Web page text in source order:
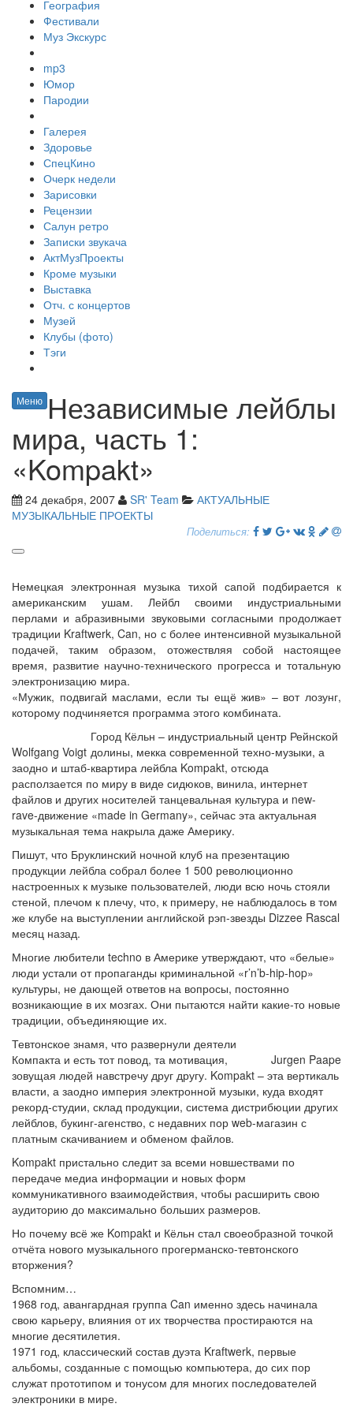
География
Фестивали
Муз Экскурс
mp3
Юмор
Пародии
Галерея
Здоровье
СпецКино
Очерк недели
Зарисовки
Рецензии
Салун ретро
Записки звукача
АктМузПроекты
Кроме музыки
Выставка
Отч. с концертов
Музей
Клубы (фото)
Тэги
Меню Независимые лейблы
мира, часть 1:
«Kompakt»
24 декабря, 2007 SR' Team
АКТУАЛЬНЫЕ
МУЗЫКАЛЬНЫЕ ПРОЕКТЫ
Поделиться:
Немецкая электронная музыка тихой сапой подбирается к
американским ушам. Лейбл своими индустриальными
перлами и абразивными звуковыми согласными продолжает
традиции Kraftwerk, Can, но с более интенсивной музыкальной
подачей, таким образом, отожествляя собой настоящее
время, развитие научно-технического прогресса и тотальную
электронизацию мира.
«Мужик, подвигай маслами, если ты ещё жив» – вот лозунг,
которому подчиняется программа этого комбината.
Wolfgang Voigt
Город Кёльн – индустриальный центр Рейнской
долины, мекка современной техно-музыки, а
заодно и штаб-квартира лейбла Kompakt, отсюда
расползается по миру в виде сидюков, винила, интернет
файлов и других носителей танцевальная культура и new-
rave-движение «made in Germany», сейчас эта актуальная
музыкальная тема накрыла даже Америку.
Пишут, что Бруклинский ночной клуб на презентацию
продукции лейбла собрал более 1 500 революционно
настроенных к музыке пользователей, люди всю ночь стояли
стеной, плечом к плечу, что, к примеру, не наблюдалось в том
же клубе на выступлении английской рэп-звезды Dizzee Rascal
месяц назад.
Многие любители techno в Америке утверждают, что «белые»
люди устали от пропаганды криминальной «r’n’b-hip-hop»
культуры, не дающей ответов на вопросы, постоянно
возникающие в их мозгах. Они пытаются найти какие-то новые
традиции, объединяющие их.
Jurgen Paape
Тевтонское знамя, что развернули деятели
Компакта и есть тот повод, та мотивация,
зовущая людей навстречу друг другу. Kompakt – эта вертикаль
власти, а заодно империя электронной музыки, куда входят
рекорд-студии, склад продукции, система дистрибюции других
лейблов, букинг-агенство, с недавних пор web-магазин с
платным скачиванием и обменом файлов.
Kompakt пристально следит за всеми новшествами по
передаче медиа информации и новых форм
коммуникативного взаимодействия, чтобы расширить свою
аудиторию до максимально больших размеров.
Но почему всё же Kompakt и Кёльн стал своеобразной точкой
отчёта нового музыкального прогерманско-тевтонского
вторжения?
Вспомним…
1968 год, авангардная группа Can именно здесь начинала
свою карьеру, влияния от их творчества простираются на
многие десятилетия.
1971 год, классический состав дуэта Kraftwerk, первые
альбомы, созданные с помощью компьютера, до сих пор
служат прототипом и тонусом для многих последователей
электроники в мире.